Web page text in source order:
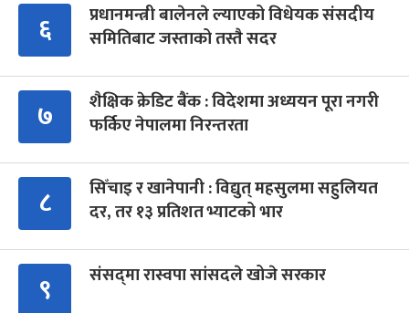
६
प्रधानमन्त्री बालेनले ल्याएको विधेयक संसदीय
समितिबाट जस्ताको तस्तै सदर
७
शैक्षिक क्रेडिट बैंक : विदेशमा अध्ययन पूरा नगरी
फर्किए नेपालमा निरन्तरता
८
सिँचाइ र खानेपानी : विद्युत् महसुलमा सहुलियत
दर, तर १३ प्रतिशत भ्याटको भार
९ संसद्‍मा रास्वपा सांसदले खोजे सरकार